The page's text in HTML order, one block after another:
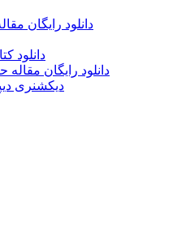
دانلود رایگان
دانلود
دانلود رایگان مقاله
دیکشنری